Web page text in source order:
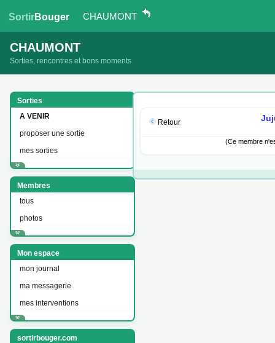
SortirBouger CHAUMONT
CHAUMONT
Sorties, rencontres et bons moments
Sorties
A VENIR
proposer une sortie
mes sorties
Membres
tous
photos
Mon espace
mon journal
ma messagerie
mes interventions
sortirbouger.com
Retour
(Ce membre